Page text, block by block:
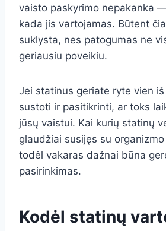
vaisto paskyrimo nepakanka
kada jis vartojamas. Būtent
suklysta, nes patogumas ne
geriausiu poveikiu.
Jei statinus geriate ryte vien
sustoti ir pasitikrinti, ar toks
jūsų vaistui. Kai kurių statinų
glaudžiai susijęs su
todėl vakaras dažnai būna
pasirinkimas.
Kodėl statinų